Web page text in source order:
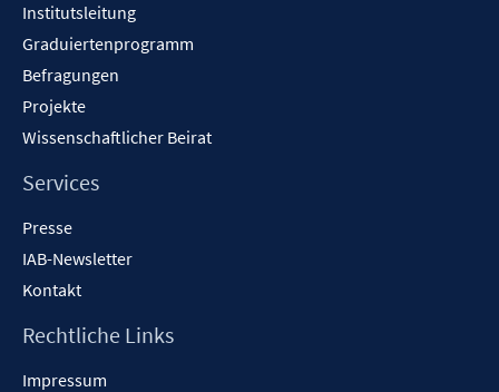
Institutsleitung
Graduiertenprogramm
Befragungen
Projekte
Wissenschaftlicher Beirat
Services
Presse
IAB-Newsletter
Kontakt
Rechtliche Links
Impressum